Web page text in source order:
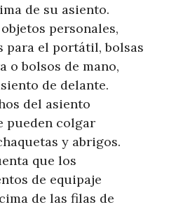
de su asiento.
personales,
para el portátil, bolsas
o bolsos de mano,
de delante.
del asiento
pueden colgar
y abrigos.
que los
de equipaje
de las filas de